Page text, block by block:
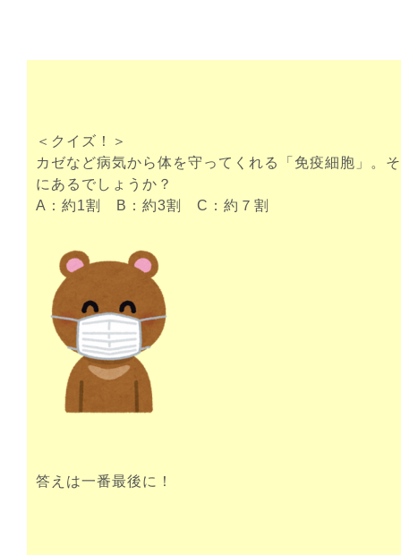
＜クイズ！＞
カゼなど病気から体を守ってくれる「免疫細胞」。
にあるでしょうか？
A：約1割 B：約3割 C：約７割
答えは一番最後に！